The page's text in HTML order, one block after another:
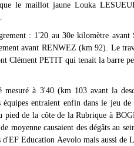
le maillot jaune Louka
: 1'20 au 30e kilomètre
avant RENWEZ (km 92). Le
Clément PETIT qui tenait la barre
mesuré à 3'40 (km 103 avant la
entraient enfin dans le jeu
pied de la côte de la Rubrique à
moyenne causaient des dégâts au
d'EF Education Aevolo mais aussi de